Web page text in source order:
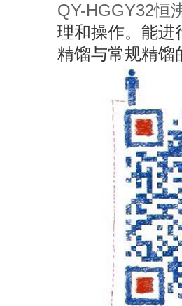
QY-HGGY32恒
理和操作。能进
精馏与常规精馏